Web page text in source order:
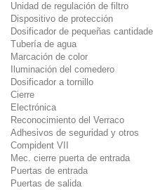
Unidad de regulación de filtro
Dispositivo de protección
Dosificador de pequeñas
Tubería de agua
Marcación de color
Iluminación del comedero
Dosificador a tornillo
Cierre
Electrónica
Reconocimiento del Verraco
Adhesivos de seguridad y otros
Compident VII
Mec. cierre puerta de entrada
Puertas de entrada
Puertas de salida